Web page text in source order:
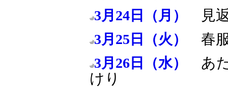
3月24日（月） 見
3月25日（火） 春
3月26日（水）
あ
けり